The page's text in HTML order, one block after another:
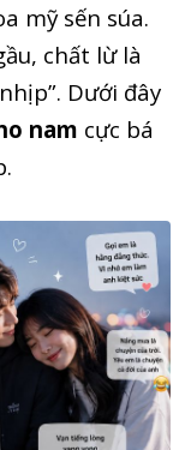
mỹ sến súa.
chất lừ là
Dưới đây
nam cực bá